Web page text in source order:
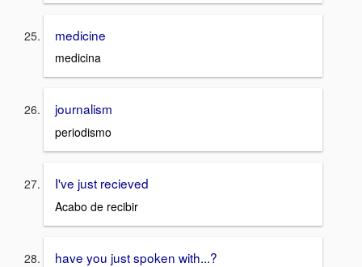
medicine
medicina
journalism
periodismo
I've just recieved
Acabo de recibir
have you just spoken with...?